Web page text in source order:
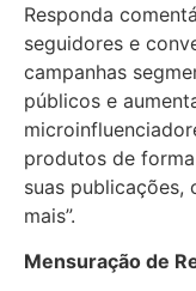
Responda
seguidores e
campanhas
públicos e
produtos de
suas publicações,
mais”.
Mensuração de